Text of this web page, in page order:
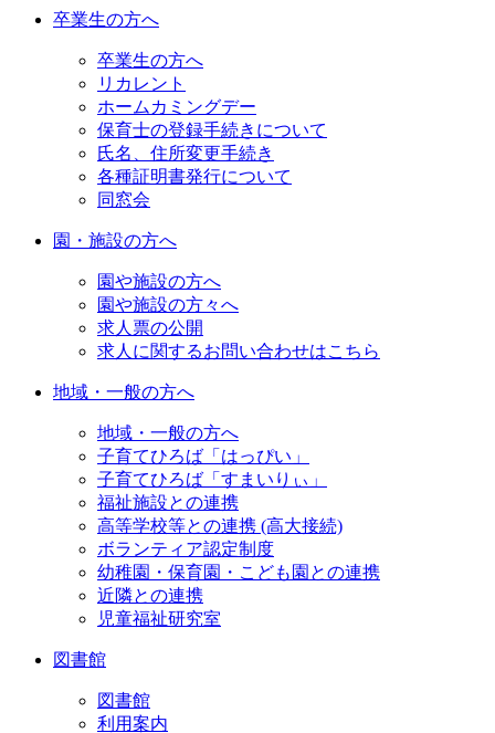
卒業生の方へ
卒業生の方へ
リカレント
ホームカミングデー
保育士の登録手続きについて
氏名、住所変更手続き
各種証明書発行について
同窓会
園・施設の方へ
園や施設の方へ
園や施設の方々へ
求人票の公開
求人に関するお問い合わせはこちら
地域・一般の方へ
地域・一般の方へ
子育てひろば「はっぴい」
子育てひろば「すまいりぃ」
福祉施設との連携
高等学校等との連携 (高大接続)
ボランティア認定制度
幼稚園・保育園・こども園との連携
近隣との連携
児童福祉研究室
図書館
図書館
利用案内